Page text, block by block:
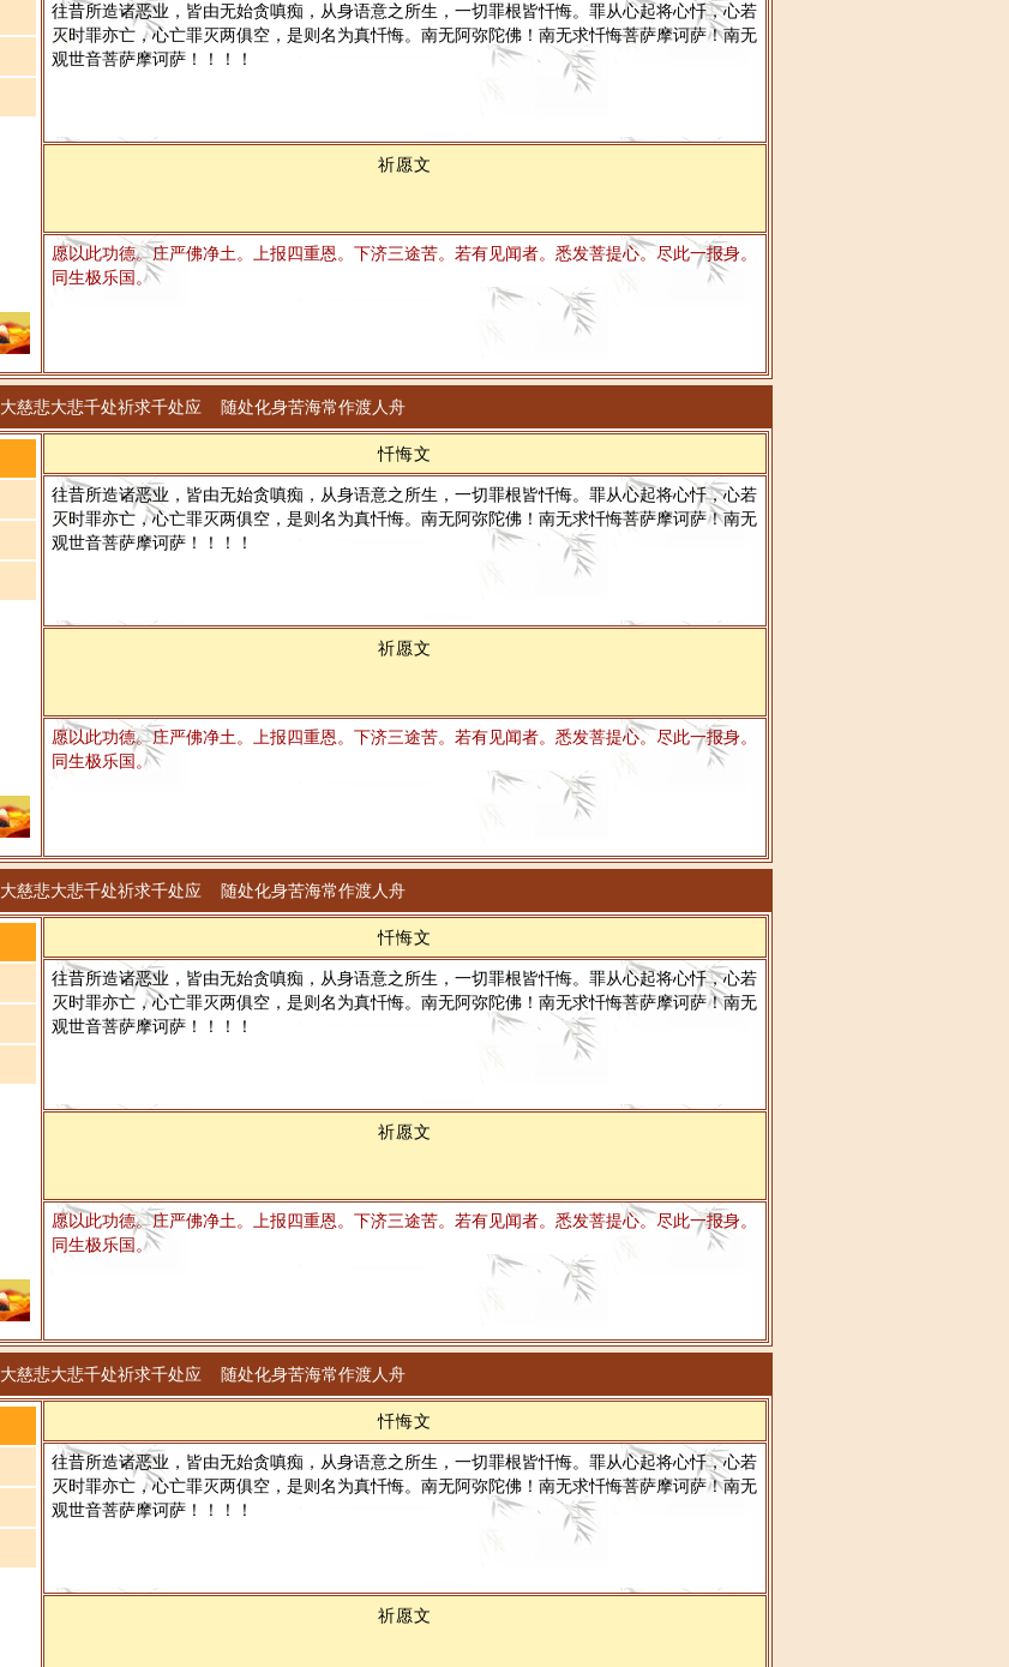
往昔所造诸恶业，皆由无始贪嗔痴，从身语意之所生，一切罪根皆忏悔。罪从心起将心忏，心若
灭时罪亦亡，心亡罪灭两俱空，是则名为真忏悔。南无阿弥陀佛！南无求忏悔菩萨摩诃萨！南无
观世音菩萨摩诃萨！！！！
祈愿文
愿以此功德。庄严佛净土。上报四重恩。下济三途苦。若有见闻者。悉发菩提心。尽此一报身。
同生极乐国。
大慈悲大悲千处祈求千处应 随处化身苦海常作渡人舟
忏悔文
往昔所造诸恶业，皆由无始贪嗔痴，从身语意之所生，一切罪根皆忏悔。罪从心起将心忏，心若
灭时罪亦亡，心亡罪灭两俱空，是则名为真忏悔。南无阿弥陀佛！南无求忏悔菩萨摩诃萨！南无
观世音菩萨摩诃萨！！！！
祈愿文
愿以此功德。庄严佛净土。上报四重恩。下济三途苦。若有见闻者。悉发菩提心。尽此一报身。
同生极乐国。
大慈悲大悲千处祈求千处应 随处化身苦海常作渡人舟
忏悔文
往昔所造诸恶业，皆由无始贪嗔痴，从身语意之所生，一切罪根皆忏悔。罪从心起将心忏，心若
灭时罪亦亡，心亡罪灭两俱空，是则名为真忏悔。南无阿弥陀佛！南无求忏悔菩萨摩诃萨！南无
观世音菩萨摩诃萨！！！！
祈愿文
愿以此功德。庄严佛净土。上报四重恩。下济三途苦。若有见闻者。悉发菩提心。尽此一报身。
同生极乐国。
大慈悲大悲千处祈求千处应 随处化身苦海常作渡人舟
忏悔文
往昔所造诸恶业，皆由无始贪嗔痴，从身语意之所生，一切罪根皆忏悔。罪从心起将心忏，心若
灭时罪亦亡，心亡罪灭两俱空，是则名为真忏悔。南无阿弥陀佛！南无求忏悔菩萨摩诃萨！南无
观世音菩萨摩诃萨！！！！
祈愿文